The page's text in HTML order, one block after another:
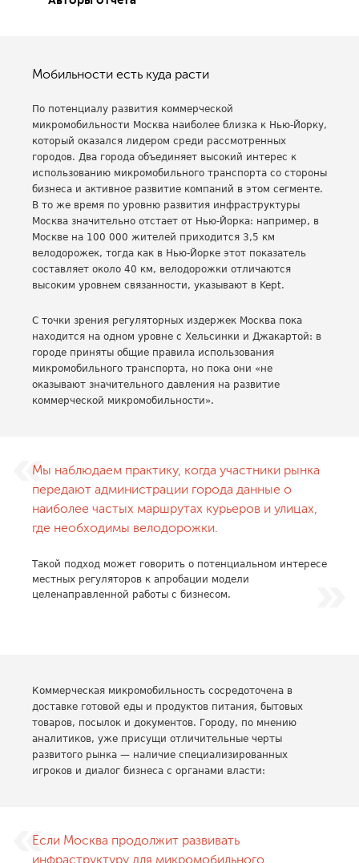
Мобильности есть куда расти
По потенциалу развития коммерческой
микромобильности Москва наиболее близка к Нью-Йорку,
который оказался лидером среди рассмотренных
городов. Два города объединяет высокий интерес к
использованию микромобильного транспорта со стороны
бизнеса и активное развитие компаний в этом сегменте.
В то же время по уровню развития инфраструктуры
Москва значительно отстает от Нью-Йорка: например, в
Москве на 100 000 жителей приходится 3,5 км
велодорожек, тогда как в Нью-Йорке этот показатель
составляет около 40 км, велодорожки отличаются
высоким уровнем связанности, указывают в Kept.
С точки зрения регуляторных издержек Москва пока
находится на одном уровне с Хельсинки и Джакартой: в
городе приняты общие правила использования
микромобильного транспорта, но пока они «не
оказывают значительного давления на развитие
коммерческой микромобильности».
Мы наблюдаем практику, когда участники рынка
передают администрации города данные о
наиболее частых маршрутах курьеров и улицах,
где необходимы велодорожки.
Такой подход может говорить о потенциальном интересе
местных регуляторов к апробации модели
целенаправленной работы с бизнесом.
Коммерческая микромобильность сосредоточена в
доставке готовой еды и продуктов питания, бытовых
товаров, посылок и документов. Городу, по мнению
аналитиков, уже присущи отличительные черты
развитого рынка — наличие специализированных
игроков и диалог бизнеса с органами власти:
Если Москва продолжит развивать
инфраструктуру для микромобильного